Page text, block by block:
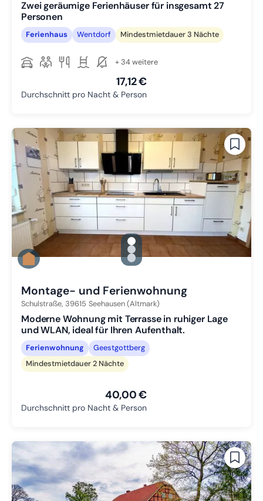
Zwei geräumige Ferienhäuser für insgesamt 27
Personen
Ferienhaus Wentdorf Mindestmietdauer 3 Nächte
+ 34 weitere
17,12 €
Durchschnitt pro Nacht & Person
gallery.slide_selector
Zu Slide 1 wechseln
Zu Slide 2 wechseln
Zu Slide 3 wechseln
Montage- und Ferienwohnung
Schulstraße, 39615 Seehausen (Altmark)
Moderne Wohnung mit Terrasse in ruhiger Lage
und WLAN, ideal für Ihren Aufenthalt.
Ferienwohnung
Geestgottberg
Mindestmietdauer 2 Nächte
40,00 €
Durchschnitt pro Nacht & Person